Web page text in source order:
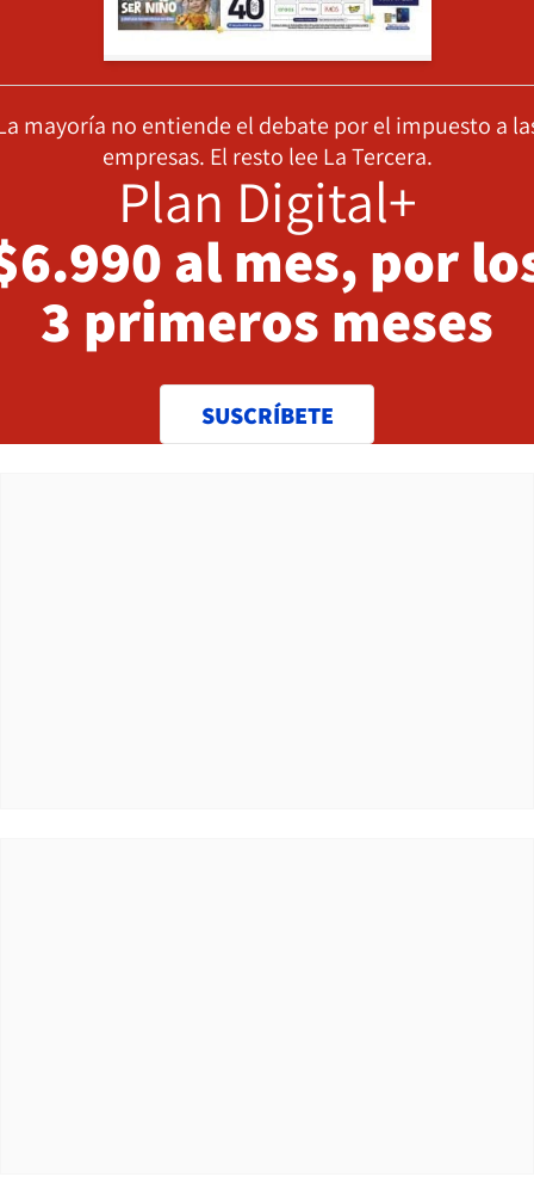
mayoría no entiende el debate por el impuesto a
empresas. El resto lee La Tercera.
Plan Digital+
al mes, por
3 primeros meses
SUSCRÍBETE